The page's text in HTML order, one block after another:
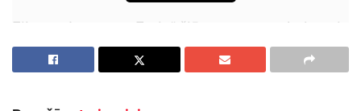
Filmas „Loganas. Ernis“ žiūrovams pasakoja apie
kovų išsekintą Ernį besislepiantį nuo
visuomenės su Profesoriumi X. Profesorius taip